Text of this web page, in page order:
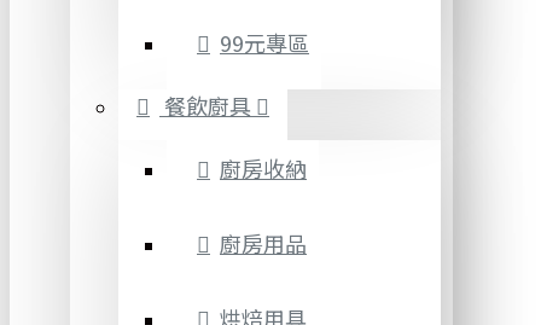
99元專區
餐飲廚具
廚房收納
廚房用品
烘焙用具